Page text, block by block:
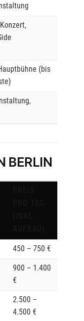
(bis
BERLIN
450 – 750 €
900 – 1.400
€
2.500 –
4.500 €